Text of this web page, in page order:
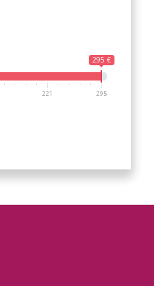
295 €
221 295